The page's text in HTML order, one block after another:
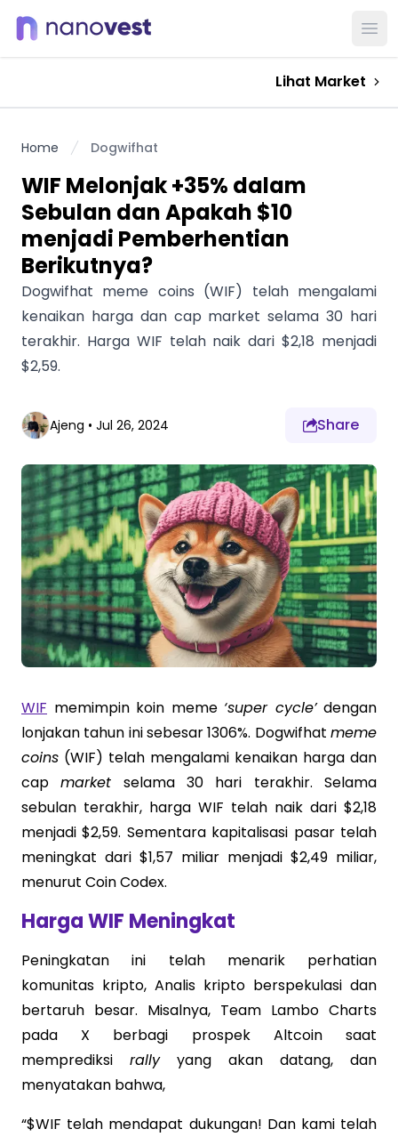
Lihat Market
Home Dogwifhat
WIF Melonjak +35% dalam
Sebulan dan Apakah $10
menjadi Pemberhentian
Berikutnya?
Dogwifhat meme coins (WIF) telah mengalami
kenaikan harga dan cap market selama 30 hari
terakhir. Harga WIF telah naik dari $2,18 menjadi
$2,59.
Ajeng • Jul 26, 2024 Share
WIF memimpin koin meme ‘super cycle’dengan
lonjakan tahun ini sebesar 1306%. Dogwifhat meme
coins (WIF) telah mengalami kenaikan harga dan
capmarket selama 30 hari terakhir. Selama
sebulan terakhir, harga WIF telah naik dari $2,18
menjadi $2,59. Sementara kapitalisasi pasar telah
meningkat dari $1,57 miliar menjadi $2,49 miliar,
menurut Coin Codex.
Harga WIF Meningkat
Peningkatan ini telah menarik perhatian
komunitas kripto, Analis kripto berspekulasi dan
bertaruh besar. Misalnya, Team Lambo Charts
pada X berbagi prospek Altcoin saat
memprediksi rallyyang akan datang, dan
menyatakan bahwa,
“$WIF telah mendapat dukungan! Dan kami telah